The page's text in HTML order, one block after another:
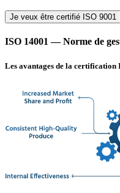
Je veux être certifié ISO 9001
ISO 14001 — Norme de
Les avantages de la certification